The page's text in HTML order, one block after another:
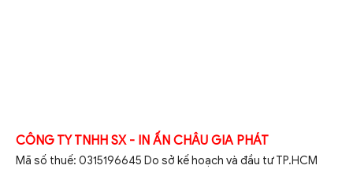
CÔNG TY TNHH SX - IN ẤN CHÂU GIA PHÁT
Mã số thuế: 0315196645 Do sở kế hoạch và đầu tư TP.HCM